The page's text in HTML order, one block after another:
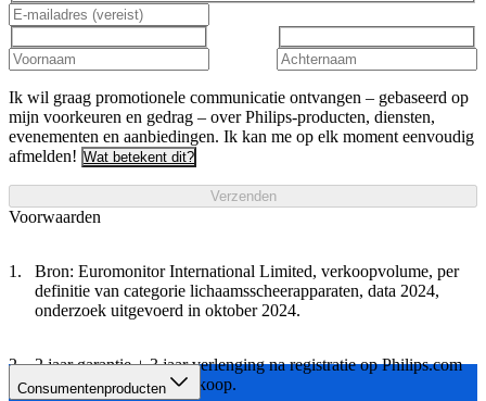
Ik wil graag promotionele communicatie ontvangen – gebaseerd op
mijn voorkeuren en gedrag – over Philips-producten, diensten,
evenementen en aanbiedingen. Ik kan me op elk moment eenvoudig
afmelden! Wat betekent dit?
Verzenden
Voorwaarden
Bron: Euromonitor International Limited, verkoopvolume, per
definitie van categorie lichaamsscheerapparaten, data 2024,
onderzoek uitgevoerd in oktober 2024.
2 jaar garantie + 3 jaar verlenging na registratie op Philips.com
binnen 90 dagen na aankoop.
Consumentenproducten